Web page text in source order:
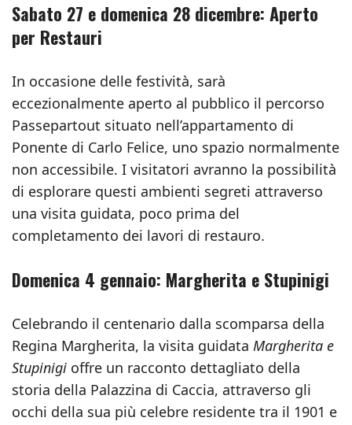
Sabato 27 e domenica 28 dicembre: Aperto
per Restauri
In occasione delle festività, sarà
eccezionalmente aperto al pubblico il percorso
Passepartout situato nell’appartamento di
Ponente di Carlo Felice, uno spazio normalmente
non accessibile. I visitatori avranno la possibilità
di esplorare questi ambienti segreti attraverso
una visita guidata, poco prima del
completamento dei lavori di restauro.
Domenica 4 gennaio: Margherita e Stupinigi
Celebrando il centenario dalla scomparsa della
Regina Margherita, la visita guidata Margherita e
Stupinigi offre un racconto dettagliato della
storia della Palazzina di Caccia, attraverso gli
occhi della sua più celebre residente tra il 1901 e